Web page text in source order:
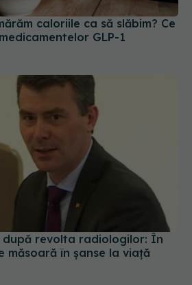
caloriile ca să slăbim? Ce
GLP-1
după revolta radiologilor: În
măsoară în șanse la viață